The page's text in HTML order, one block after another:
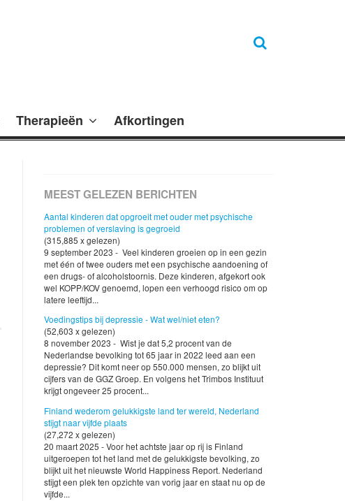
Therapieën Afkortingen
MEEST GELEZEN BERICHTEN
Aantal kinderen dat opgroeit met ouder met psychische
problemen of verslaving is gegroeid
(315,885 x gelezen)
9 september 2023 - Veel kinderen groeien op in een gezin
met één of twee ouders met een psychische aandoening of
een drugs- of alcoholstoornis. Deze kinderen, afgekort ook
wel KOPP/KOV genoemd, lopen een verhoogd risico om op
latere leeftijd...
Voedingstips bij depressie - Wat wel/niet eten?
(52,603 x gelezen)
8 november 2023 - Wist je dat 5,2 procent van de
Nederlandse bevolking tot 65 jaar in 2022 leed aan een
depressie? Dit komt neer op 550.000 mensen, zo blijkt uit
cijfers van de GGZ Groep. En volgens het Trimbos Instituut
krijgt ongeveer 25 procent...
Finland wederom gelukkigste land ter wereld, Nederland
stijgt naar vijfde plaats
(27,272 x gelezen)
20 maart 2025 - Voor het achtste jaar op rij is Finland
uitgeroepen tot het land met de gelukkigste bevolking, zo
blijkt uit het nieuwste World Happiness Report. Nederland
stijgt een plek ten opzichte van vorig jaar en staat nu op de
vijfde...